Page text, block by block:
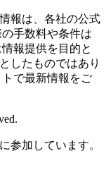
報は、各社の公式
手数料や条件は
報提供を目的と
したものではあり
で最新情報をご
参加しています。